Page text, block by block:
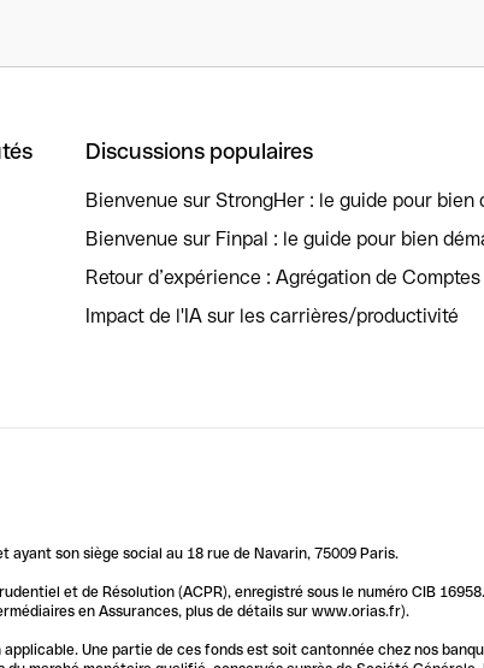
Discussions populaires
Bienvenue sur StrongHer : le guide pour bien
Bienvenue sur Finpal : le guide pour bien
Retour d’expérience : Agrégation de
Impact de l'IA sur les carrières/productivité
ayant son siège social au 18 rue de Navarin, 75009 Paris.
et de Résolution (ACPR), enregistré sous le numéro CIB
en Assurances, plus de détails sur www.orias.fr).
Une partie de ces fonds est soit cantonnée chez nos